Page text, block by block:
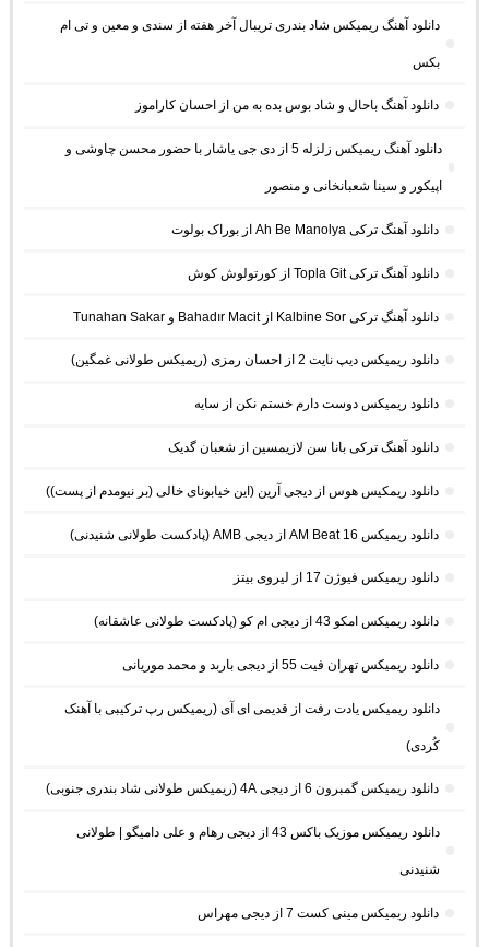
دانلود آهنگ ریمیکس شاد بندری تریبال آخر هفته از سندی و معین و تی ام
بکس
دانلود آهنگ باحال و شاد بوس بده به من از احسان کاراموز
دانلود آهنگ ریمیکس زلزله 5 از دی جی یاشار با حضور محسن چاوشی و
اپیکور و سینا شعبانخانی و منصور
دانلود آهنگ ترکی Ah Be Manolya از بوراک بولوت
دانلود آهنگ ترکی Topla Git از کورتولوش کوش
دانلود آهنگ ترکی Kalbine Sor از Bahadır Macit و Tunahan Sakar
دانلود ریمیکس دیپ نایت 2 از احسان رمزی (ریمیکس طولانی غمگین)
دانلود ریمیکس دوست دارم خستم نکن از سایه
دانلود آهنگ ترکی بانا سن لازیمسین از شعبان گدیک
دانلود ریمکیس هوس از دیجی آرین (این خیابونای خالی (بر نیومدم از پست))
دانلود ریمیکس AM Beat 16 از دیجی AMB (پادکست طولانی شنیدنی)
دانلود ریمیکس فیوژن 17 از لیروی بیتز
دانلود ریمیکس امکو 43 از دیجی ام کو (پادکست طولانی عاشقانه)
دانلود ریمیکس تهران فیت 55 از دیجی باربد و محمد موریانی
دانلود ریمیکس یادت رفت از قدیمی ای آی (ریمیکس رپ ترکیبی با آهنک
کُردی)
دانلود ریمیکس گمبرون 6 از دیجی 4A (ریمیکس طولانی شاد بندری جنوبی)
دانلود ریمیکس موزیک باکس 43 از دیجی رهام و علی دامیگو | طولانی
شنیدنی
دانلود ریمیکس مینی کست 7 از دیجی مهراس